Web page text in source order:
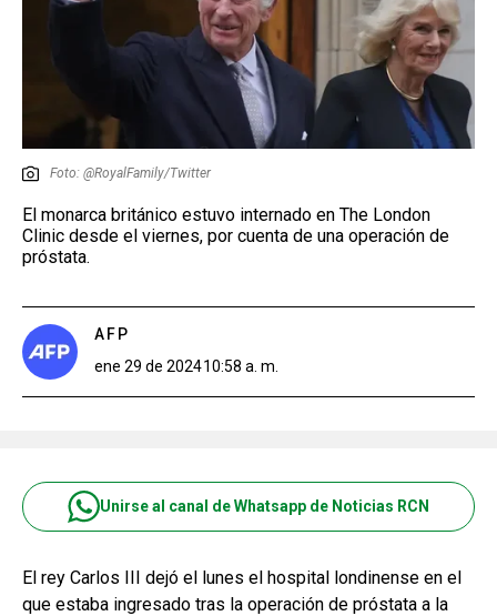
Foto: @RoyalFamily/Twitter
El monarca británico estuvo internado en The London
Clinic desde el viernes, por cuenta de una operación de
próstata.
AFP
ene 29 de 202410:58 a. m.
Unirse al canal de Whatsapp de Noticias RCN
El rey Carlos III dejó el lunes el hospital londinense en el
que estaba ingresado tras la operación de próstata a la